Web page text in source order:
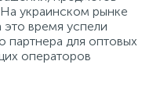
украинском рынке
время успели
партнера для оптовых
операторов